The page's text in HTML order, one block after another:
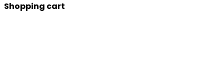
Shopping cart